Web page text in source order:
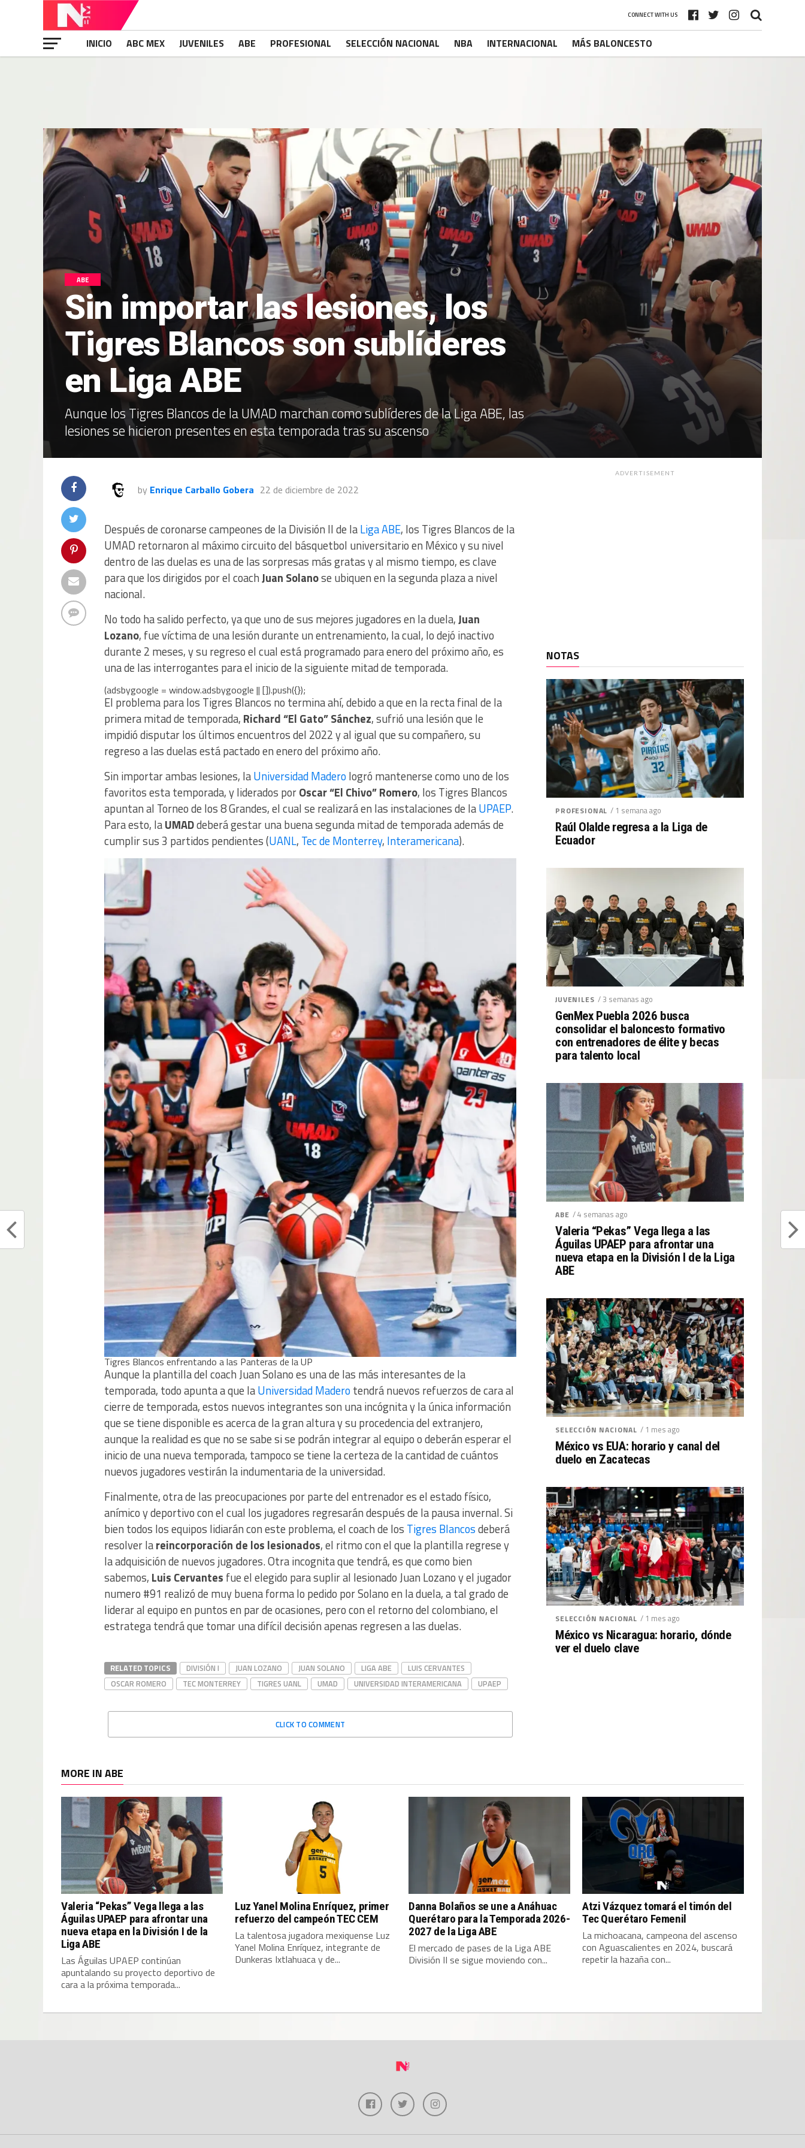
CONNECT WITH US
INICIO ABC MEX JUVENILES ABE PROFESIONAL SELECCIÓN NACIONAL NBA INTERNACIONAL MÁS BALONCESTO
ABE
Sin importar las lesiones, los
Tigres Blancos son sublíderes
en Liga ABE
Aunque los Tigres Blancos de la UMAD marchan como sublíderes de la Liga ABE, las
lesiones se hicieron presentes en esta temporada tras su ascenso
by Enrique Carballo Gobera 22 de diciembre de 2022
Después de coronarse campeones de la División II de laLiga ABE, los Tigres Blancos de la
UMAD retornaron al máximo circuito del básquetbol universitario en México y su nivel
dentro de las duelas es una de las sorpresas más gratas y al mismo tiempo, es clave
para que los dirigidos por el coachJuan Solanose ubiquen en la segunda plaza a nivel
nacional.
No todo ha salido perfecto, ya que uno de sus mejores jugadores en la duela,Juan
Lozano, fue víctima de una lesión durante un entrenamiento, la cual, lo dejó inactivo
durante 2 meses, y su regreso el cual está programado para enero del próximo año, es
una de las interrogantes para el inicio de la siguiente mitad de temporada.
(adsbygoogle = window.adsbygoogle || []).push({});
El problema para los Tigres Blancos no termina ahí, debido a que en la recta final de la
primera mitad de temporada, Richard “El Gato” Sánchez, sufrió una lesión que le
impidió disputar los últimos encuentros del 2022 y al igual que su compañero, su
regreso a las duelas está pactado en enero del próximo año.
Sin importar ambas lesiones, laUniversidad Madero logró mantenerse como uno de los
favoritos esta temporada, y liderados porOscar “El Chivo” Romero, los Tigres Blancos
apuntan al Torneo de los 8 Grandes, el cual se realizará en las instalaciones de laUPAEP.
Para esto, laUMADdeberá gestar una buena segunda mitad de temporada además de
cumplir sus 3 partidos pendientes (UANL, Tec de Monterrey, Interamericana).
Tigres Blancos enfrentando a las Panteras de la UP
Aunque la plantilla del coach Juan Solano es una de las más interesantes de la
temporada, todo apunta a que laUniversidad Madero tendrá nuevos refuerzos de cara al
cierre de temporada, estos nuevos integrantes son una incógnita y la única información
que se tiene disponible es acerca de la gran altura y su procedencia del extranjero,
aunque la realidad es que no se sabe si se podrán integrar al equipo o deberán esperar el
inicio de una nueva temporada, tampoco se tiene la certeza de la cantidad de cuántos
nuevos jugadores vestirán la indumentaria de la universidad.
Finalmente, otra de las preocupaciones por parte del entrenador es el estado físico,
anímico y deportivo con el cual los jugadores regresarán después de la pausa invernal. Si
bien todos los equipos lidiarán con este problema, el coach de los Tigres Blancosdeberá
resolver lareincorporación de los lesionados, el ritmo con el que la plantilla regrese y
la adquisición de nuevos jugadores. Otra incognita que tendrá, es que como bien
sabemos, Luis Cervantes fue el elegido para suplir al lesionado Juan Lozano y el jugador
numero #91 realizó de muy buena forma lo pedido por Solano en la duela, a tal grado de
liderar al equipo en puntos en par de ocasiones, pero con el retorno del colombiano, el
estratega tendrá que tomar una difícil decisión apenas regresen a las duelas.
RELATED TOPICS DIVISIÓN I JUAN LOZANO JUAN SOLANO LIGA ABE
LUIS CERVANTES
OSCAR ROMERO
TEC MONTERREY TIGRES UANL UMAD UNIVERSIDAD INTERAMERICANA UPAEP
CLICK TO COMMENT
ADVERTISEMENT
NOTAS
PROFESIONAL / 1 semana ago
Raúl Olalde regresa a la Liga de
Ecuador
JUVENILES / 3 semanas ago
GenMex Puebla 2026 busca
consolidar el baloncesto formativo
con entrenadores de élite y becas
para talento local
ABE / 4 semanas ago
Valeria “Pekas” Vega llega a las
Águilas UPAEP para afrontar una
nueva etapa en la División I de la Liga
ABE
SELECCIÓN NACIONAL / 1 mes ago
México vs EUA: horario y canal del
duelo en Zacatecas
SELECCIÓN NACIONAL / 1 mes ago
México vs Nicaragua: horario, dónde
ver el duelo clave
MORE IN ABE
Valeria “Pekas” Vega llega a las
Águilas UPAEP para afrontar una
nueva etapa en la División I de la
Liga ABE
Las Águilas UPAEP continúan
apuntalando su proyecto deportivo de
cara a la próxima temporada...
Luz Yanel Molina Enríquez, primer
refuerzo del campeón TEC CEM
La talentosa jugadora mexiquense Luz
Yanel Molina Enríquez, integrante de
Dunkeras Ixtlahuaca y de...
Danna Bolaños se une a Anáhuac
Querétaro para la Temporada 2026-
2027 de la Liga ABE
El mercado de pases de la Liga ABE
División II se sigue moviendo con...
Atzi Vázquez tomará el timón del
Tec Querétaro Femenil
La michoacana, campeona del ascenso
con Aguascalientes en 2024, buscará
repetir la hazaña con...